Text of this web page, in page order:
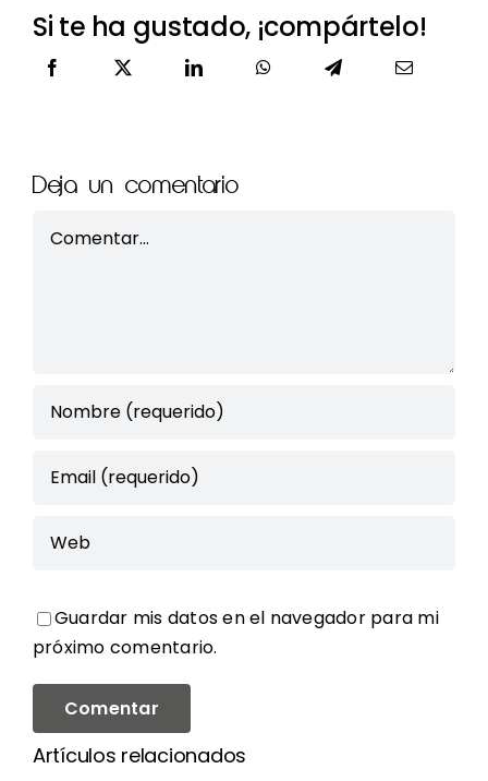
Si te ha gustado, ¡compártelo!
Deja un comentario
Guardar mis datos en el navegador para mi
próximo comentario.
Artículos relacionados